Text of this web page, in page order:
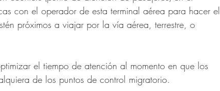
con el operador de esta terminal aérea para hacer el
próximos a viajar por la vía aérea, terrestre, o
el tiempo de atención al momento en que los
de los puntos de control migratorio.